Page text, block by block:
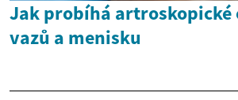
Jak probíhá artroskopické
vazů a menisku